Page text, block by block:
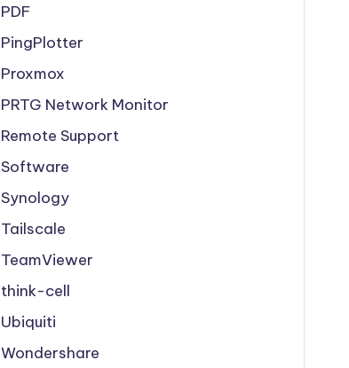
PDF
PingPlotter
Proxmox
PRTG Network Monitor
Remote Support
Software
Synology
Tailscale
TeamViewer
think-cell
Ubiquiti
Wondershare